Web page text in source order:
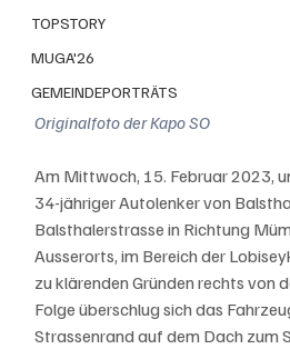
TOPSTORY
MUGA'26
GEMEINDEPORTRÄTS
Originalfoto der Kapo SO
Am Mittwoch, 15. Februar 2023,
34-jähriger Autolenker von
Balsthalerstrasse in Richtung
Ausserorts, im Bereich der
zu klärenden Gründen rechts von
Folge überschlug sich das
Strassenrand auf dem Dach zum